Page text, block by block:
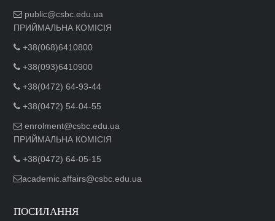
public@csbc.edu.ua
ПРИЙМАЛЬНА КОМІСІЯ
+38(068)6410800
+38(093)6410900
+38(0472) 64-93-44
+38(0472) 54-04-55
enrolment@csbc.edu.ua
ПРИЙМАЛЬНА КОМІСІЯ
+38(0472) 64-05-15
academic.affairs@csbc.edu.ua
ПОСИЛАННЯ